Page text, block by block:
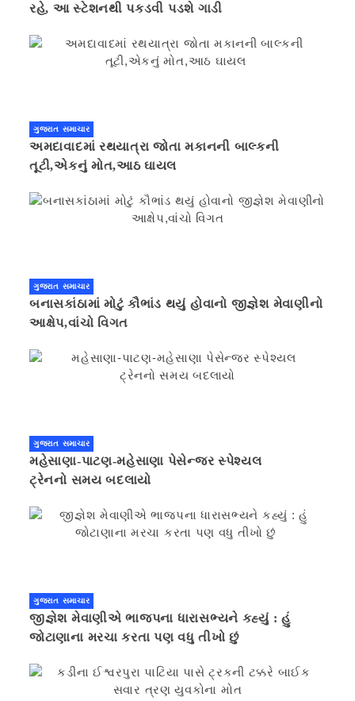
રહે, આ સ્ટેશનથી પકડવી પડશે ગાડી
ગુજરાત સમાચાર
અમદાવાદમાં રથયાત્રા જોતા મકાનની બાલ્કની
તૂટી,એકનું મોત,આઠ ઘાયલ
ગુજરાત સમાચાર
બનાસકાંઠામાં મોટું કૌભાંડ થયું હોવાનો જીજ્ઞેશ મેવાણીનો
આક્ષેપ,વાંચો વિગત
ગુજરાત સમાચાર
મહેસાણા-પાટણ-મહેસાણા પેસેન્જર સ્પેશ્યલ
ટ્રેનનો સમય બદલાયો
ગુજરાત સમાચાર
જીજ્ઞેશ મેવાણીએ ભાજપના ધારાસભ્યને કહ્યું : હું
જોટાણાના મરચા કરતા પણ વધુ તીખો છું